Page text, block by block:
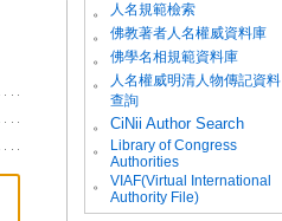
。 人名規範檢索
。 佛教著者人名權威資料庫
。 佛學名相規範資料庫
。
人名權威明清人物傳記資料
查詢
。
CiNii Author Search
。
Library of Congress
Authorities
。
VIAF(Virtual International
Authority File)